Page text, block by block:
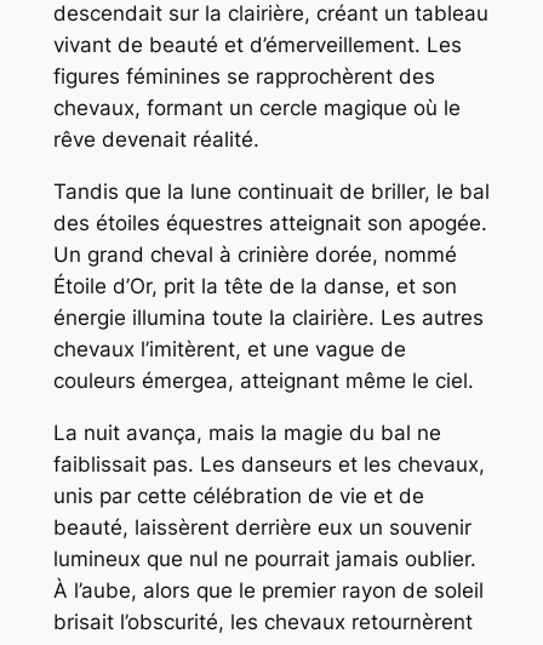
descendait sur la clairière, créant un tableau
vivant de beauté et d’émerveillement. Les
figures féminines se rapprochèrent des
chevaux, formant un cercle magique où le
rêve devenait réalité.
Tandis que la lune continuait de briller, le bal
des étoiles équestres atteignait son apogée.
Un grand cheval à crinière dorée, nommé
Étoile d’Or, prit la tête de la danse, et son
énergie illumina toute la clairière. Les autres
chevaux l’imitèrent, et une vague de
couleurs émergea, atteignant même le ciel.
La nuit avança, mais la magie du bal ne
faiblissait pas. Les danseurs et les chevaux,
unis par cette célébration de vie et de
beauté, laissèrent derrière eux un souvenir
lumineux que nul ne pourrait jamais oublier.
À l’aube, alors que le premier rayon de soleil
brisait l’obscurité, les chevaux retournèrent